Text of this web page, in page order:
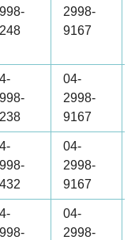
2998-
9167
04-
2998-
9167
04-
2998-
9167
04-
2998-